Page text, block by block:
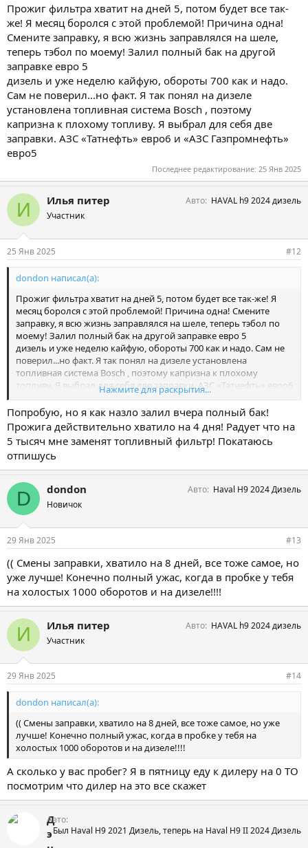
Прожиг фильтра хватит на дней 5, потом будет все так-
же! Я месяц боролся с этой проблемой! Причина одна!
Смените заправку, я всю жизнь заправлялся на шеле,
теперь тэбол по моему! Залил полный бак на другой
заправке евро 5
дизель и уже неделю кайфую, обороты 700 как и надо.
Сам не поверил...но факт. Я так понял на дизеле
установлена топливная система Bosch , поэтому
капризна к плохому топливу. Я выбрал для себя две
заправки. АЗС «Татнефть» евро6 и «АЗС Газпромнефть»
евро5
Последнее редактирование: 25 Янв 2025
И Илья питер
Участник
Авто HAVAL h9 2024 дизель
25 Янв 2025 #12
dondon написал(а):
Прожиг фильтра хватит на дней 5, потом будет все так-же! Я
месяц боролся с этой проблемой! Причина одна! Смените
заправку, я всю жизнь заправлялся на шеле, теперь тэбол по
моему! Залил полный бак на другой заправке евро 5
дизель и уже неделю кайфую, обороты 700 как и надо. Сам не
поверил...но факт. Я так понял на дизеле установлена
топливная система Bosch , поэтому капризна к плохому
топливу. Я выбрал для себя две заправки. АЗС «Татнефть» евро6
и «АЗС Газпромнефть» евро5
Нажмите для раскрытия...
Попробую, но я как назло залил вчера полный бак!
Прожига действительно хватило на 4 дня! Радует что на
5 тысяч мне заменят топливный фильтр! Покатаюсь
отпишусь
D dondon
Новичок
Авто Haval H9 2024 Дизель
29 Янв 2025 #13
(( Смены заправки, хватило на 8 дней, все тоже самое, но
уже лучше! Конечно полный ужас, когда в пробке у тебя
на холостых 1000 оборотов и на дизеле!!!!
И Илья питер
Участник
Авто HAVAL h9 2024 дизель
29 Янв 2025 #14
dondon написал(а):
(( Смены заправки, хватило на 8 дней, все тоже самое, но уже
лучше! Конечно полный ужас, когда в пробке у тебя на
холостых 1000 оборотов и на дизеле!!!!
А сколько у вас пробег? Я в пятницу еду к дилеру на 0 ТО
посмотрим что дилер на это все скажет
Д
э
Авто
Был Haval H9 2021 Дизель, теперь на Haval H9 II 2024 Дизель